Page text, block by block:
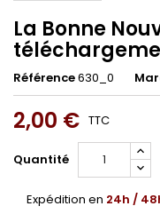
La Bonne
Référence630_0
2,00 € TTC
Quantité
Expédition en 24h /